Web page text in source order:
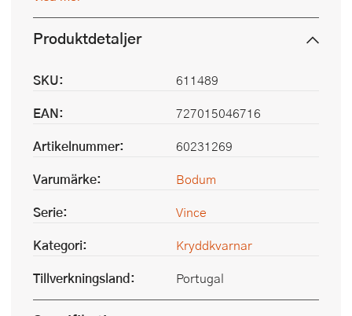
Produktdetaljer
SKU:
611489
EAN:
727015046716
Artikelnummer:
60231269
Varumärke:
Bodum
Serie:
Vince
Kategori:
Kryddkvarnar
Tillverkningsland:
Portugal